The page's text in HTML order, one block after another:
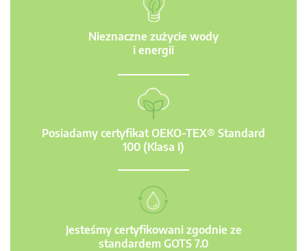
Nieznaczne zużycie wody
i energii
Posiadamy certyfikat OEKO-TEX® Standard
100 (Klasa I)
Jesteśmy certyfikowani zgodnie ze
standardem GOTS 7.0